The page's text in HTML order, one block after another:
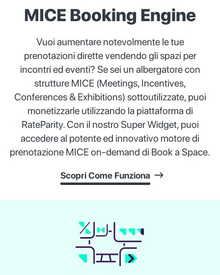
MICE Booking Engine
Vuoi aumentare notevolmente le tue
prenotazioni dirette vendendo gli spazi per
incontri ed eventi? Se sei un albergatore con
strutture MICE (Meetings, Incentives,
Conferences & Exhibitions) sottoutilizzate, puoi
monetizzarle utilizzando la piattaforma di
RateParity. Con il nostro Super Widget, puoi
accedere al potente ed innovativo motore di
prenotazione MICE on-demand di Book a Space.
Scopri Come Funziona